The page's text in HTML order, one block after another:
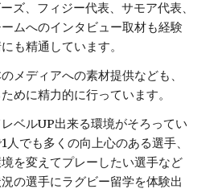
ズ、フィジー代表、サモア代表、
ムへのインタビュー取材も経験
も精通しています。
メディアへの素材提供なども、
めに精力的に行っています。
ベルUP出来る環境がそろってい
人でも多くの向上心のある選手、
を変えてプレーしたい選手など
の選手にラグビー留学を体験出